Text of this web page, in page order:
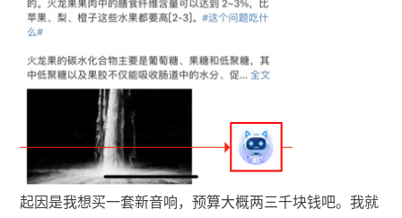
起因是我想买一套新音响，预算大概两三千块钱吧。我就